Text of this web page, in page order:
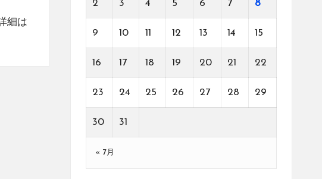
細は
2 3 4 5 6 7 8
9 10 11 12 13 14 15
16 17 18 19 20 21 22
23 24 25 26 27 28 29
30 31
« 7月